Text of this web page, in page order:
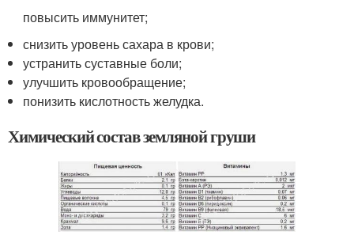
повысить иммунитет;
снизить уровень сахара в крови;
устранить суставные боли;
улучшить кровообращение;
понизить кислотность желудка.
Химический состав земляной груши